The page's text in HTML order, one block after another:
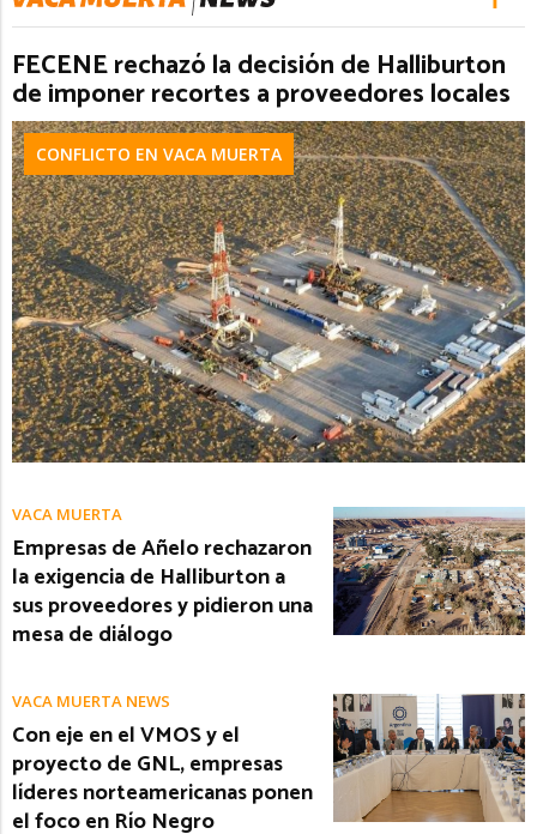
FECENE rechazó la decisión de Halliburton
de imponer recortes a proveedores locales
CONFLICTO EN VACA MUERTA
VACA MUERTA
Empresas de Añelo rechazaron
la exigencia de Halliburton a
sus proveedores y pidieron una
mesa de diálogo
VACA MUERTA NEWS
Con eje en el VMOS y el
proyecto de GNL, empresas
líderes norteamericanas ponen
el foco en Río Negro